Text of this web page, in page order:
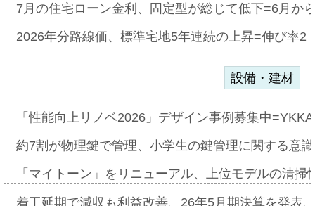
7月の住宅ローン金利、固定型が総じて低下=6月か
2026年分路線価、標準宅地5年連続の上昇=伸び率
設備・建材
「性能向上リノベ2026」デザイン事例募集中
約7割が物理鍵で管理、小学生の鍵管理に関する意
「マイトーン」をリニューアル、上位モデルの清
着工延期で減収も利益改善、26年5月期決算を発表